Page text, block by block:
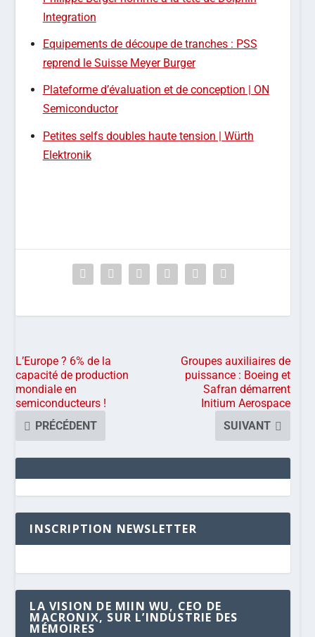
Integration
Equipements de découpe de tranches : PSS
reprend le Suisse Meyer Burger
Plateforme d’évaluation et de conception | ON
Semiconductor
Petites selfs doubles haute tension | Würth
Elektronik
L’Europe ? 6% de la
capacité de production
mondiale en
semiconducteurs !
PRÉCÉDENT
Groupes auxiliaires de
puissance : Boeing et
Safran démarrent
Initium Aerospace
SUIVANT
INSCRIPTION NEWSLETTER
LA VISION DE MIIN WU, CEO DE
MACRONIX, SUR L’INDUSTRIE DES
MÉMOIRES